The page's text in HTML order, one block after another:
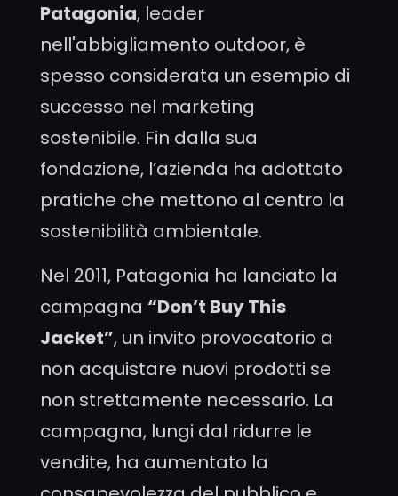
Patagonia, leader
nell'abbigliamento outdoor, è
spesso considerata un esempio di
successo nel marketing
sostenibile. Fin dalla sua
fondazione, l’azienda ha adottato
pratiche che mettono al centro la
sostenibilità ambientale.
Nel 2011, Patagonia ha lanciato la
campagna “Don’t Buy This
Jacket”, un invito provocatorio a
non acquistare nuovi prodotti se
non strettamente necessario. La
campagna, lungi dal ridurre le
vendite, ha aumentato la